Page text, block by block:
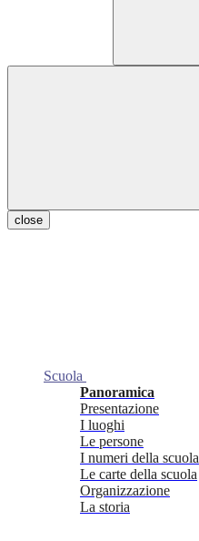
close
Scuola
Panoramica
Presentazione
I luoghi
Le persone
I numeri della scuola
Le carte della scuola
Organizzazione
La storia